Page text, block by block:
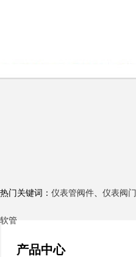
热门关键词： 仪表管阀件、 仪表阀门
软管
产品中心